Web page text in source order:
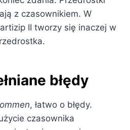
z czasownikiem. W
II tworzy się inaczej w
błędy
, łatwo o błędy.
czasownika